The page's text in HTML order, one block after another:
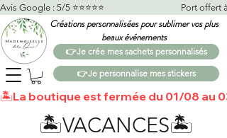
Créations personnalisées pour sublimer vos plus
beaux événements
👉Je crée mes sachets personnalisés
Avis Google : 5/5 ⭐️⭐️⭐️⭐️⭐️
👉Je personnalise mes stickers
🏝️La boutique est fermée du 01/08 au
🏝️VACANCES🏝️